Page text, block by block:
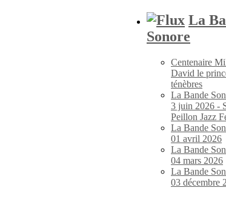
La
Sonore
Centenaire
David le
ténèbres
La Bande
3 juin 2026 -
Peillon Jazz
La Bande
01 avril 2026
La Bande
04 mars 2026
La Bande
03 décembre